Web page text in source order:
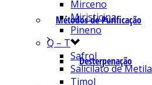
Métodos de Purificação
Desterpenação
Mirceno
Miristicina
Pineno
Q – T
Safrol
Salicilato de Metila
Timol